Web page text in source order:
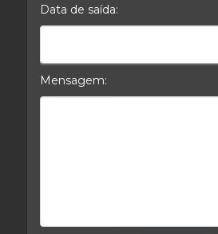
Data de saída:
Mensagem: